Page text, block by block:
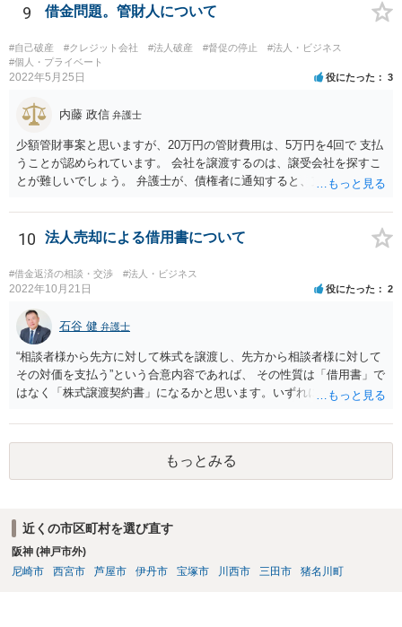
証人に対する請求については、法定の要件を満たさない限り、連帯保
証契約として効力が生じません。弁護士の依頼の有無はこれを左右し
ないので、注意が必要です。
9 借金問題。管財人について
#自己破産 #クレジット会社 #法人破産 #督促の停止
#法人・ビジネス
#個人・プライベート
2022年5月25日 役にたった 3
内藤 政信 弁護士
少額管財事案と思いますが、20万円の管財費用は、5万円を4回で 支払
うことが認められています。 会社を譲渡するのは、譲受会社を探すこ
とが難しいでしょう。 弁護士が、債権者に通知すると、支払いを止め
う。
10 法人売却による借用書について
#借金返済の相談・交渉 #法人・ビジネス
2022年10月21日 役にたった 2
石谷 健 弁護士
“相談者様から先方に対して株式を譲渡し、先方から相談者様に対して
その対価を支払う”という合意内容であれば、 その性質は「借用書」で
はなく「株式譲渡契約書」になるかと思います。いずれにせよ、口約
た場合に、相談者様として、民事訴訟を経ないでいきなり強制執行
（先方の財産を差し押さえること等）を行えるようにしておくには、
単に両者間で契約書を作成するのではなく、 両者が公証役場に赴い
て、公証人によって作成される公正証書の形式で契約の締結を行うこ
載を盛り込んでおく必要もあります。 以上について、さらに詳しくお
知りになりたい場合は、法律事務所等での弁護士への法律相談をご検
討ください。
もっとみる
近くの市区町村を選び直す
阪神 (神戸市外)
尼崎市
西宮市 芦屋市 伊丹市 宝塚市 川西市 三田市 猪名川町